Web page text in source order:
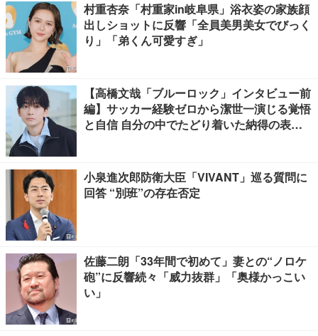
村重杏奈「村重家in岐阜県」浴衣姿の家族顔
出しショットに反響「全員美男美女でびっく
り」「弟くん可愛すぎ」
【高橋文哉「ブルーロック」インタビュー前
編】サッカー経験ゼロから潔世一演じる覚悟
と自信 自分の中でたどり着いた納得の表現
小泉進次郎防衛大臣「VIVANT」巡る質問に
回答 “別班”の存在否定
佐藤二朗「33年間で初めて」妻との“ノロケ
砲”に反響続々「威力抜群」「奥様かっこい
い」